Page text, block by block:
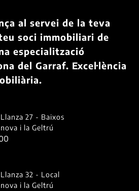
al servei de la teva
soci immobiliari de
especialització
del Garraf. Excel·lència
27 - Baixos
i la Geltrú
32 - Local
i la Geltrú